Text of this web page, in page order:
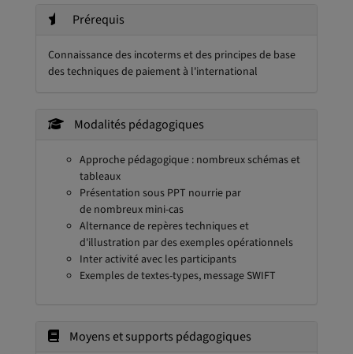
Prérequis
Connaissance des incoterms et des principes de base
des techniques de paiement à l'international
Modalités pédagogiques
Approche pédagogique : nombreux schémas et
tableaux
Présentation sous PPT nourrie par
de nombreux mini-cas
Alternance de repères techniques et
d'illustration par des exemples opérationnels
Inter activité avec les participants
Exemples de textes-types, message SWIFT
Moyens et supports pédagogiques